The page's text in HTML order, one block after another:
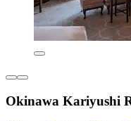
Okinawa Kariyushi